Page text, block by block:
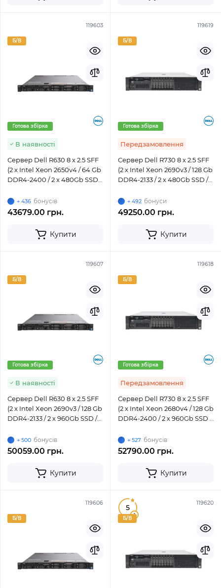
119603
Б/В
Готова збірка
В наявності
Сервер Dell R630 8 x 2.5 SFF
(2 x Intel Xeon 2650v4 / 64 Gb
DDR4-2400 / 2 x 480Gb SSD /
+ 436 бонусів
43679.00 грн.
Купити
119619
Б/В
Готова збірка
Передзамовлення
Сервер Dell R730 8 x 2.5 SFF
(2 x Intel Xeon 2690v3 / 128 Gb
DDR4-2133 / 2 x 480Gb SSD /
+ 492 бонуси
49250.00 грн.
Купити
119607
Б/В
Готова збірка
В наявності
Сервер Dell R630 8 x 2.5 SFF
(2 x Intel Xeon 2690v3 / 128 Gb
DDR4-2133 / 2 x 960Gb SSD /
+ 500 бонусів
50059.00 грн.
Купити
119618
Б/В
Готова збірка
Передзамовлення
Сервер Dell R730 8 x 2.5 SFF
(2 x Intel Xeon 2680v4 / 128 Gb
DDR4-2400 / 2 x 960Gb SSD /
+ 527 бонусів
52790.00 грн.
Купити
119606
Б/В
119620
Б/В
5
1